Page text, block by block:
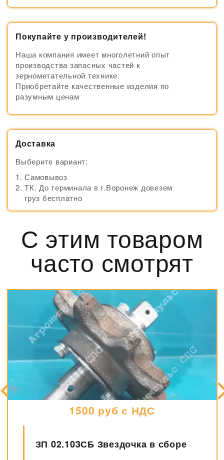
Покупайте у производителей!
Наша компания имеет многолетний опыт
производства запасных частей к
зернометательной технике.
Приобретайте качественные изделия по
разумным ценам
Доставка
Выберите вариант:
Самовывоз
ТК. До терминала в г.Воронеж довезем
груз бесплатно
С этим товаром
часто смотрят
1500 руб с НДС
ЗП 02.103СБ Звездочка в сборе